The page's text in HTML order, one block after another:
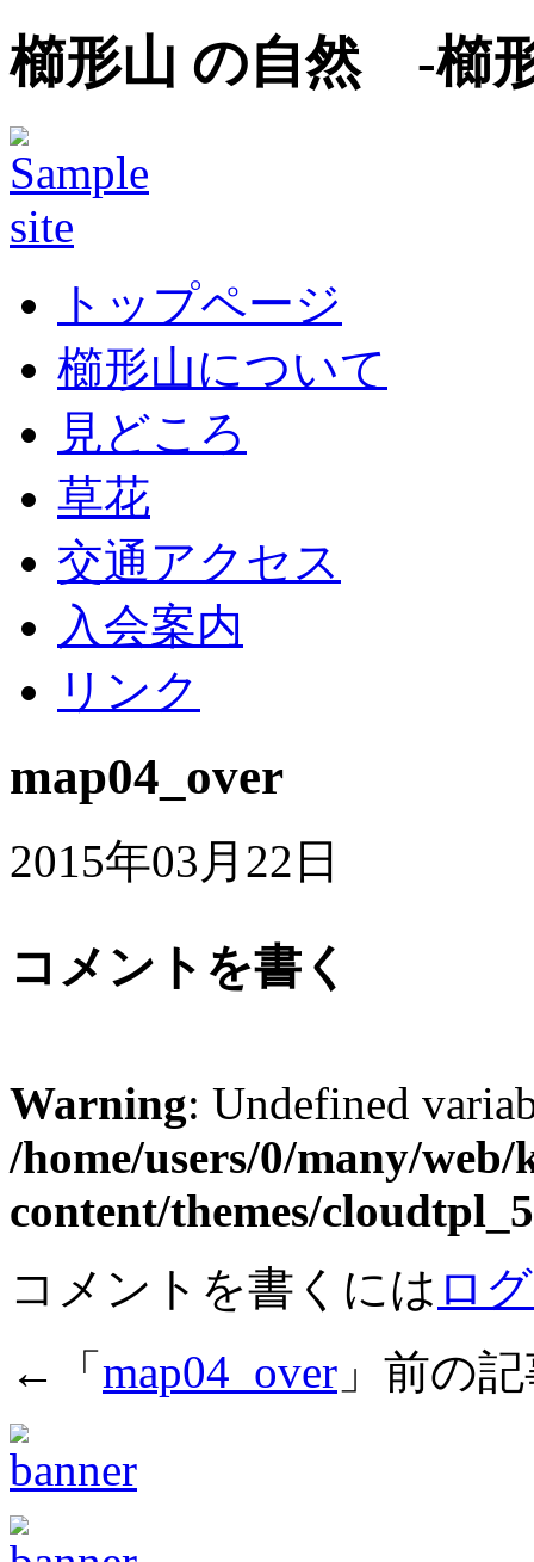
櫛形山 の自然 -櫛
トップページ
櫛形山について
見どころ
草花
交通アクセス
入会案内
リンク
map04_over
2015年03月22日
コメントを書く
Warning: Undefined
/home/users/0/many/
content/themes/
コメントを書くには ロ
←「 map04_over 」前の